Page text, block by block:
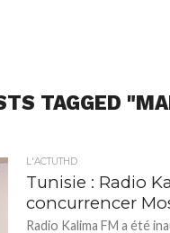
TAGGED
L'ACTUTHD
Tunisie : Radio
concurrencer
Radio Kalima FM a été